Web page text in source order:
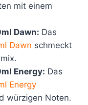
mit einem
Dawn: Das
Dawn schmeckt
Energy: Das
Energy
würzigen Noten.